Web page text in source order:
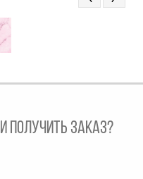
И ПОЛУЧИТЬ ЗАКАЗ?